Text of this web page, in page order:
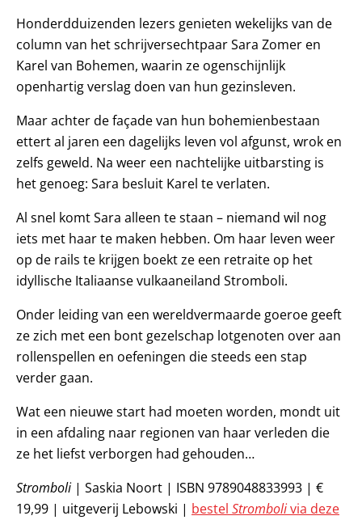
Honderdduizenden lezers genieten wekelijks van de
column van het schrijversechtpaar Sara Zomer en
Karel van Bohemen, waarin ze ogenschijnlijk
openhartig verslag doen van hun gezinsleven.
Maar achter de façade van hun bohemienbestaan
ettert al jaren een dagelijks leven vol afgunst, wrok en
zelfs geweld. Na weer een nachtelijke uitbarsting is
het genoeg: Sara besluit Karel te verlaten.
Al snel komt Sara alleen te staan – niemand wil nog
iets met haar te maken hebben. Om haar leven weer
op de rails te krijgen boekt ze een retraite op het
idyllische Italiaanse vulkaaneiland Stromboli.
Onder leiding van een wereldvermaarde goeroe geeft
ze zich met een bont gezelschap lotgenoten over aan
rollenspellen en oefeningen die steeds een stap
verder gaan.
Wat een nieuwe start had moeten worden, mondt uit
in een afdaling naar regionen van haar verleden die
ze het liefst verborgen had gehouden…
Stromboli | Saskia Noort | ISBN 9789048833993 | €
19,99 | uitgeverij Lebowski | bestel Strombolivia deze